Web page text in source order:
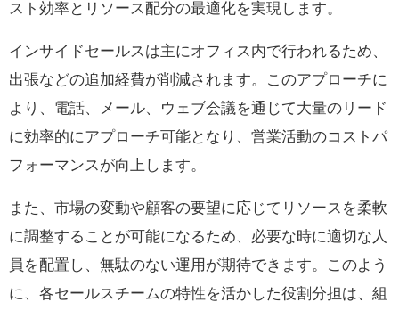
スト効率とリソース配分の最適化を実現します。
インサイドセールスは主にオフィス内で行われるため、
出張などの追加経費が削減されます。このアプローチに
より、電話、メール、ウェブ会議を通じて大量のリード
に効率的にアプローチ可能となり、営業活動のコストパ
フォーマンスが向上します。
また、市場の変動や顧客の要望に応じてリソースを柔軟
に調整することが可能になるため、必要な時に適切な人
員を配置し、無駄のない運用が期待できます。このよう
に、各セールスチームの特性を活かした役割分担は、組